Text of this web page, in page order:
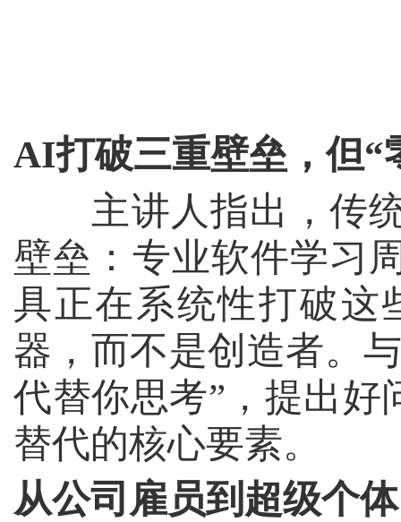
AI打破三重壁垒，但“
主讲人指出，传统
壁垒：专业软件学习
具正在系统性打破这
器，而不是创造者。
代替你思考”，提出好
替代的核心要素。
从公司雇员到超级个